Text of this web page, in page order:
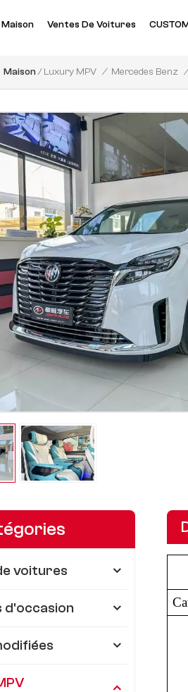
Maison Ventes De Voitures
Maison / Luxury MPV / Mercedes Benz /
voitures
d'occasion